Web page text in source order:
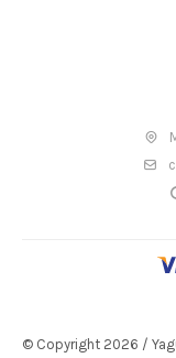
© Copyright 2026 /